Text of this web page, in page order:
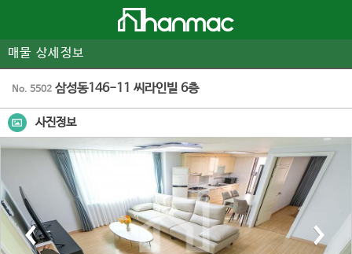
매물 상세정보
No. 5502 삼성동146-11 씨라인빌 6층
사진정보